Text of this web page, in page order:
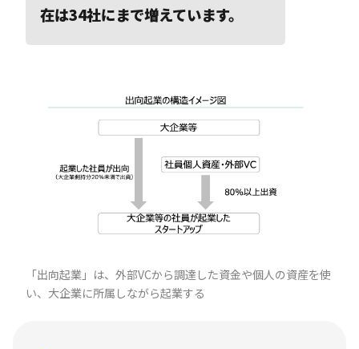
在は34社にまで増えています。
「出向起業」は、外部VCから調達した資金や個人の資産を使
い、大企業に所属しながら起業する